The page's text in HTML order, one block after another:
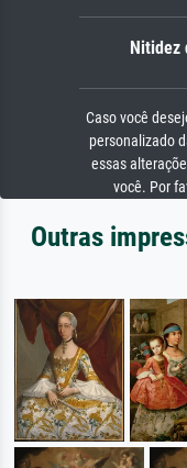
Nitidez
Caso você
personalizado
essas
você. Por
Outras